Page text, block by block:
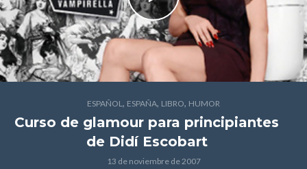
ESPAÑOL, ESPAÑA, LIBRO, HUMOR
Curso de glamour para principiantes
de Didí Escobart
13 de noviembre de 2007